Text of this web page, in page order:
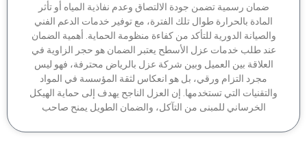
ضمان رسمية تضمن جودة الالتصاق وعدم نفاذية المياه أو تأثر
المادة بالحرارة طوال تلك الفترة، مع توفير خدمات الدعم الفني
الدورية للتأكد من كفاءة منظومة الحماية. أهمية الضمان
طلب خدمات عزل الأسطح يعتبر الضمان هو حجر الزاوية في
بين العميل وبين شركة عزل بالرياض محترفة، فهو ليس
مجرد التزام ورقي، بل هو انعكاس لثقة المؤسسة في المواد
التي تستخدمها. إن العزل الناجح يهدف إلى حماية الهيكل
الخرساني للمبنى من التآكل، والضمان الطويل يمنح صاحب